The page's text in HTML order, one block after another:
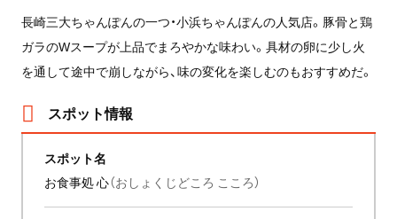
長崎三大ちゃんぽんの一つ・小浜ちゃんぽんの人気店。豚骨と鶏
ガラのWスープが上品でまろやかな味わい。具材の卵に少し火
を通して途中で崩しながら、味の変化を楽しむのもおすすめだ。
スポット情報
スポット名
お食事処 心（おしょくじどころ こころ）